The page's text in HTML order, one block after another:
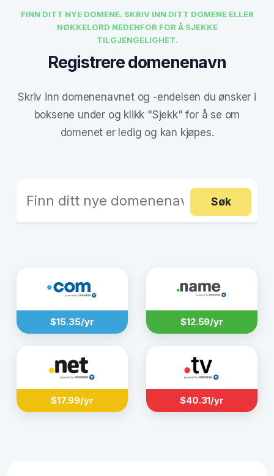
FINN DITT NYE DOMENE. SKRIV INN DITT DOMENE ELLER
NØKKELORD NEDENFOR FOR Å SJEKKE
TILGJENGELIGHET.
Registrere domenenavn
Skriv inn domenenavnet og -endelsen du ønsker i
boksene under og klikk "Sjekk" for å se om
domenet er ledig og kan kjøpes.
Søk
$15.35/yr $12.59/yr
$17.99/yr $40.31/yr